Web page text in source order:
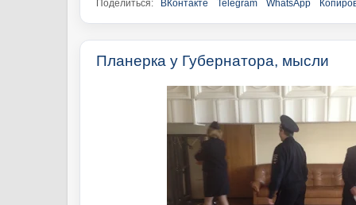
Поделиться: ВКонтакте Telegram WhatsApp
Планерка у Губернатора, мысли